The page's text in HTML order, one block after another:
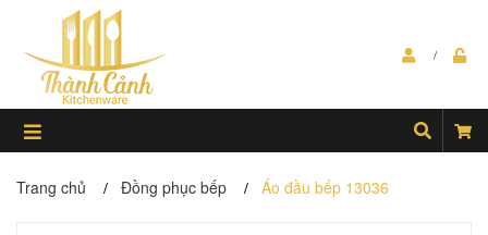
Trang chủ / Đồng phục bếp / Áo đầu bếp 13036